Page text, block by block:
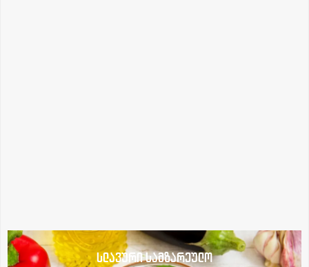
სლავური სამზარეულო